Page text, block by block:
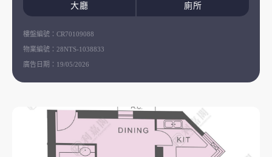
大廳 廁所
樓盤編號： CR70109088
物業編號： 28NTS-1038833
廣告日期： 19/05/2026